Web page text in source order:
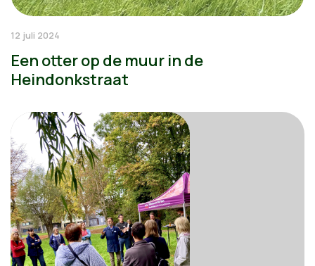
12 juli 2024
Een otter op de muur in de
Heindonkstraat